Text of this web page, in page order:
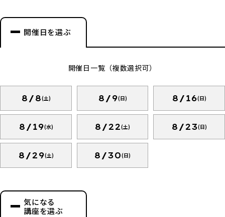
開催日を選ぶ
開催日一覧（複数選択可）
8/8(土) 8/9(日) 8/16(日)
8/19(水) 8/22(土) 8/23(日)
8/29(土) 8/30(日)
気になる
講座を選ぶ